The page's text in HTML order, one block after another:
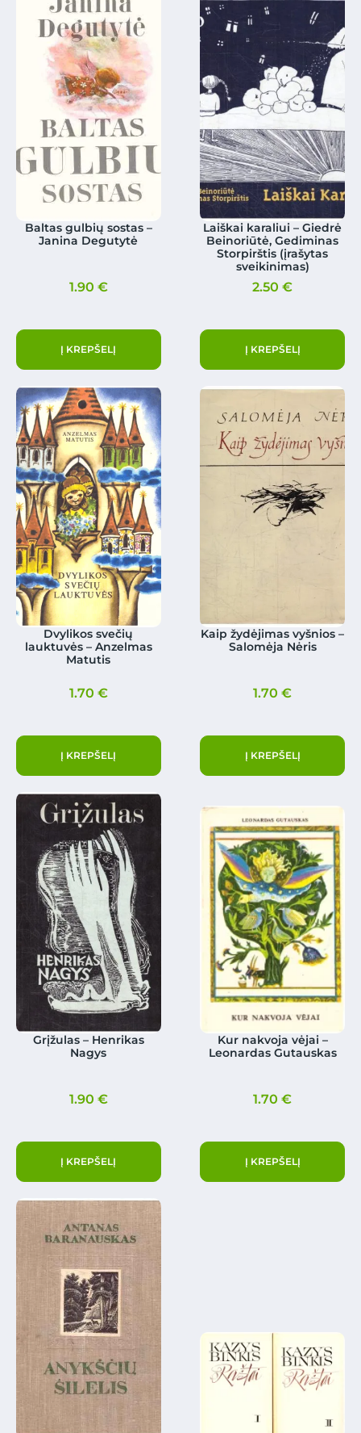
Baltas gulbių sostas –
Janina Degutytė
1.90 €
Į KREPŠELĮ
Laiškai karaliui – Giedrė
Beinoriūtė, Gediminas
Storpirštis (įrašytas
sveikinimas)
2.50€
Į KREPŠELĮ
Dvylikos svečių
lauktuvės – Anzelmas
Matutis
1.70 €
Į KREPŠELĮ
Kaip žydėjimas vyšnios –
Salomėja Nėris
1.70€
Į KREPŠELĮ
Grįžulas – Henrikas
Nagys
1.90 €
Į KREPŠELĮ
Kur nakvoja vėjai –
Leonardas Gutauskas
1.70€
Į KREPŠELĮ